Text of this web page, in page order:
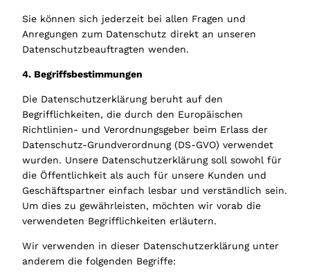
Sie können sich jederzeit bei allen Fragen und
Anregungen zum Datenschutz direkt an unseren
Datenschutzbeauftragten wenden.
4. Begriffsbestimmungen
Die Datenschutzerklärung beruht auf den
Begrifflichkeiten, die durch den Europäischen
Richtlinien- und Verordnungsgeber beim Erlass der
Datenschutz-Grundverordnung (DS-GVO) verwendet
wurden. Unsere Datenschutzerklärung soll sowohl für
die Öffentlichkeit als auch für unsere Kunden und
Geschäftspartner einfach lesbar und verständlich sein.
Um dies zu gewährleisten, möchten wir vorab die
verwendeten Begrifflichkeiten erläutern.
Wir verwenden in dieser Datenschutzerklärung unter
anderem die folgenden Begriffe: